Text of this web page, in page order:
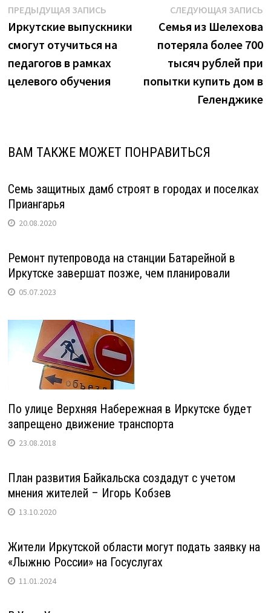
Навигация
по
записям
ПРЕДЫДУЩАЯ ЗАПИСЬПредыдущая
запись:
Иркутские выпускники
смогут отучиться на
педагогов в рамках
целевого обучения
СЛЕДУЮЩАЯ ЗАПИСЬ
Семья из Шелехова
потеряла более 700
тысяч рублей при
попытки купить дом в
Геленджике
ВАМ ТАКЖЕ МОЖЕТ ПОНРАВИТЬСЯ
Семь защитных дамб строят в городах и поселках
Приангарья
20.08.2020
Ремонт путепровода на станции Батарейной в
Иркутске завершат позже, чем планировали
05.07.2023
По улице Верхняя Набережная в Иркутске будет
запрещено движение транспорта
23.08.2018
План развития Байкальска создадут с учетом
мнения жителей – Игорь Кобзев
13.10.2020
Жители Иркутской области могут подать заявку на
«Лыжню России» на Госуслугах
11.01.2024